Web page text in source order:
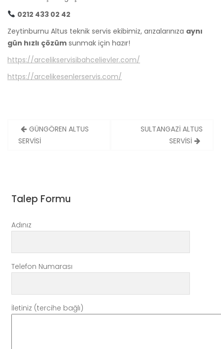
0212 433 02 42
Zeytinburnu Altus teknik servis ekibimiz, arızalarınıza aynı
gün hızlı çözüm sunmak için hazır!
https://arcelikservisibahcelievler.com/
https://arcelikesenlerservis.com/
Yazı
gezinmesi
GÜNGÖREN ALTUS
SERVİSİ
SULTANGAZİ ALTUS
SERVİSİ
Talep Formu
Adınız
Telefon Numarası
İletiniz (tercihe bağlı)